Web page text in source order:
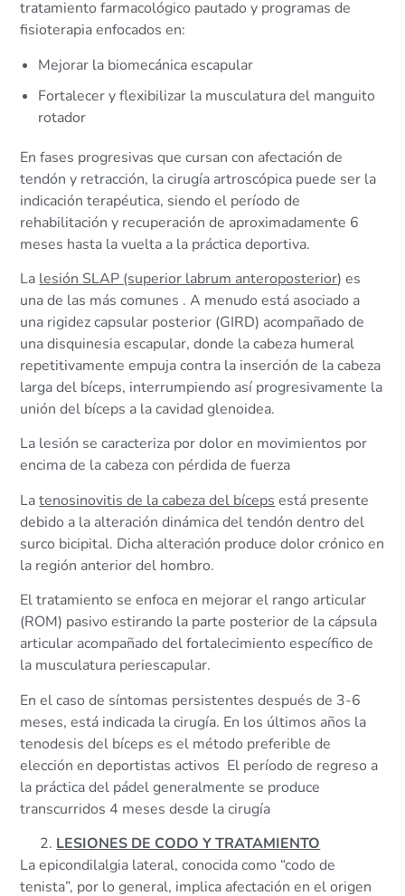
tratamiento farmacológico pautado y programas de
fisioterapia enfocados en:
Mejorar la biomecánica escapular
Fortalecer y flexibilizar la musculatura del manguito
rotador
En fases progresivas que cursan con afectación de
tendón y retracción, la cirugía artroscópica puede ser la
indicación terapéutica, siendo el período de
rehabilitación y recuperación de aproximadamente 6
meses hasta la vuelta a la práctica deportiva.
La lesión SLAP (superior labrum anteroposterior) es
una de las más comunes . A menudo está asociado a
una rigidez capsular posterior (GIRD) acompañado de
una disquinesia escapular, donde la cabeza humeral
repetitivamente empuja contra la inserción de la cabeza
larga del bíceps, interrumpiendo así progresivamente la
unión del bíceps a la cavidad glenoidea.
La lesión se caracteriza por dolor en movimientos por
encima de la cabeza con pérdida de fuerza
Latenosinovitis de la cabeza del bíceps está presente
debido a la alteración dinámica del tendón dentro del
surco bicipital. Dicha alteración produce dolor crónico en
la región anterior del hombro.
El tratamiento se enfoca en mejorar el rango articular
(ROM) pasivo estirando la parte posterior de la cápsula
articular acompañado del fortalecimiento específico de
la musculatura periescapular.
En el caso de síntomas persistentes después de 3-6
meses, está indicada la cirugía. En los últimos años la
tenodesis del bíceps es el método preferible de
elección en deportistas activos El período de regreso a
la práctica del pádel generalmente se produce
transcurridos 4 meses desde la cirugía
LESIONES DE CODO Y TRATAMIENTO
La epicondilalgia lateral, conocida como “codo de
tenista”, por lo general, implica afectación en el origen